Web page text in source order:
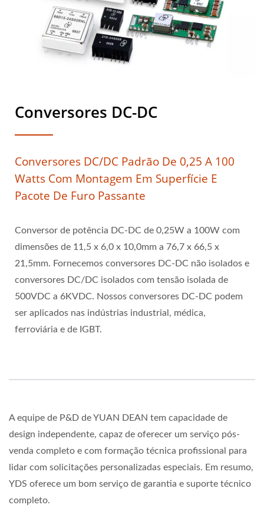
Conversores DC-DC
Conversores DC/DC Padrão De 0,25 A 100
Watts Com Montagem Em Superfície E
Pacote De Furo Passante
Conversor de potência DC-DC de 0,25W a 100W com
dimensões de 11,5 x 6,0 x 10,0mm a 76,7 x 66,5 x
21,5mm. Fornecemos conversores DC-DC não isolados e
conversores DC/DC isolados com tensão isolada de
500VDC a 6KVDC. Nossos conversores DC-DC podem
ser aplicados nas indústrias industrial, médica,
ferroviária e de IGBT.
A equipe de P&D de YUAN DEAN tem capacidade de
design independente, capaz de oferecer um serviço pós-
venda completo e com formação técnica profissional para
lidar com solicitações personalizadas especiais. Em resumo,
YDS oferece um bom serviço de garantia e suporte técnico
completo.